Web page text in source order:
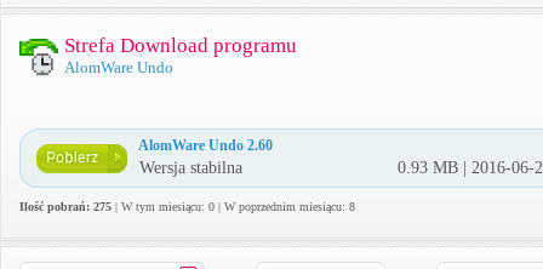
Strefa Download programu
AlomWare Undo
AlomWare Undo 2.60
Wersja stabilna 0.93 MB | 2016-06-
Ilość pobrań: 275 | W tym miesiącu: 0 | W poprzednim miesiącu: 8